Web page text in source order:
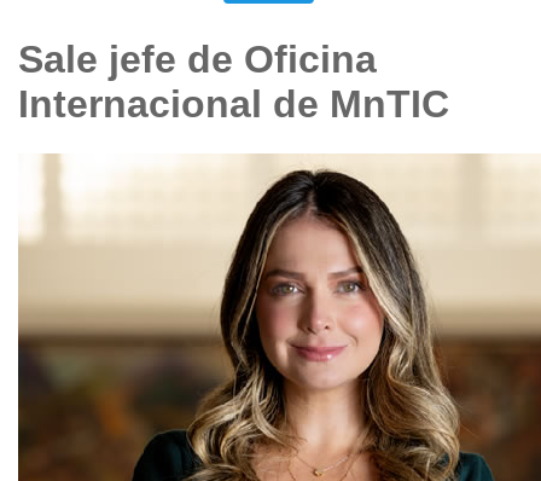
Sale jefe de Oficina
Internacional de MnTIC